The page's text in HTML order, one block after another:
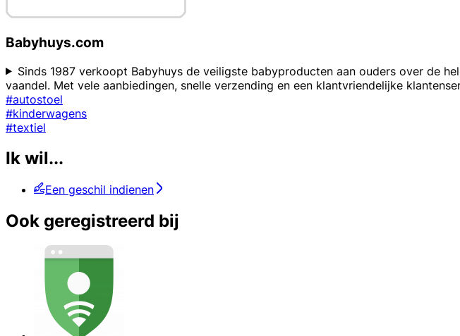
Babyhuys.com
Sinds 1987 verkoopt Babyhuys de veiligste babyproducten aan ouders over de
vaandel. Met vele aanbiedingen, snelle verzending en een klantvriendelijke
#autostoel
#kinderwagens
#textiel
Ik wil...
Een geschil indienen
Ook geregistreerd bij